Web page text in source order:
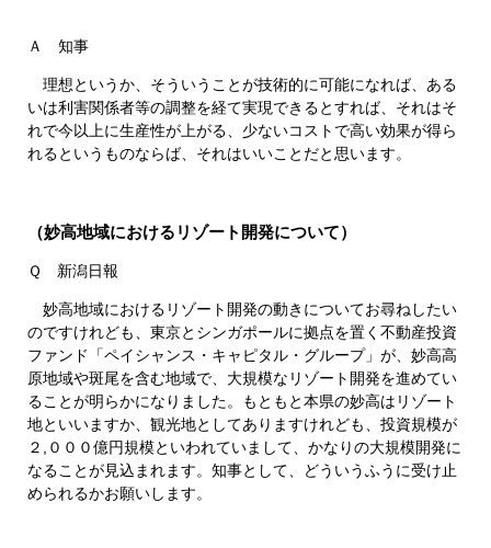
Ａ 知事
理想というか、そういうことが技術的に可能になれば、ある
いは利害関係者等の調整を経て実現できるとすれば、それはそ
れで今以上に生産性が上がる、少ないコストで高い効果が得ら
れるというものならば、それはいいことだと思います。
（妙高地域におけるリゾート開発について）
Ｑ 新潟日報
妙高地域におけるリゾート開発の動きについてお尋ねしたい
のですけれども、東京とシンガポールに拠点を置く不動産投資
ファンド「ペイシャンス・キャピタル・グループ」が、妙高高
原地域や斑尾を含む地域で、大規模なリゾート開発を進めてい
ることが明らかになりました。もともと本県の妙高はリゾート
地といいますか、観光地としてありますけれども、投資規模が
２,０００億円規模といわれていまして、かなりの大規模開発に
なることが見込まれます。知事として、どういうふうに受け止
められるかお願いします。